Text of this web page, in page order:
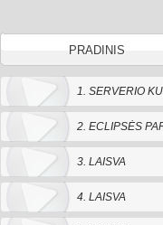
PRADINIS
1. SERVERIO
2. ECLIPSĖS
3. LAISVA
4. LAISVA